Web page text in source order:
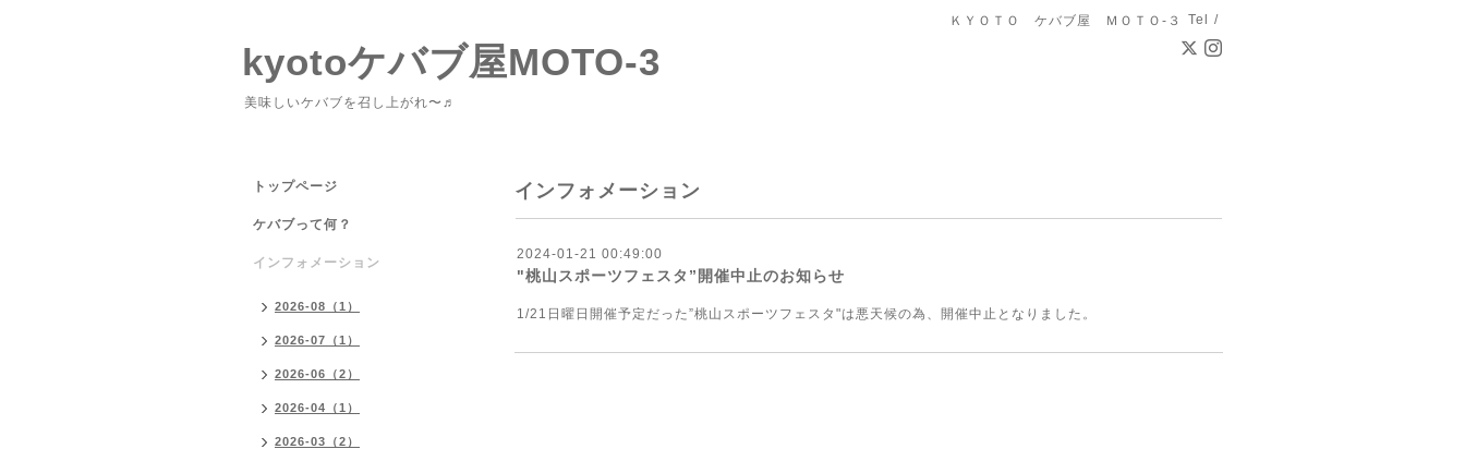
ＫＹＯＴＯ ケバブ屋 ＭＯＴＯ-３ Tel /
kyotoケバブ屋MOTO-3
美味しいケバブを召し上がれ〜♬
インフォメーション
2024-01-21 00:49:00
"桃山スポーツフェスタ”開催中止のお知らせ
1/21日曜日開催予定だった”桃山スポーツフェスタ"は悪天候の為、開催中止となりました。
トップページ
ケバブって何？
インフォメーション
2026-08（1）
2026-07（1）
2026-06（2）
2026-04（1）
2026-03（2）